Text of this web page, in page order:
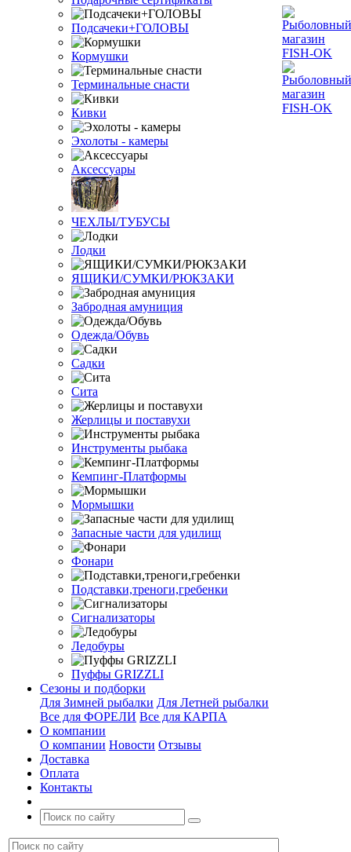
Подсачеки+ГОЛОВЫ
Кормушки
Терминальные снасти
Кивки
Эхолоты - камеры
Аксессуары
ЧЕХЛЫ/ТУБУСЫ
Лодки
ЯЩИКИ/СУМКИ/РЮКЗАКИ
Забродная амуниция
Одежда/Обувь
Садки
Сита
Жерлицы и поставухи
Инструменты рыбака
Кемпинг-Платформы
Мормышки
Запасные части для удилищ
Фонари
Подставки,треноги,гребенки
Сигнализаторы
Ледобуры
Пуффы GRIZZLI
Сезоны и подборки
Для Зимней рыбалки Для Летней рыбалки
Все для ФОРЕЛИ Все для КАРПА
О компании
О компании Новости Отзывы
Доставка
Оплата
Контакты